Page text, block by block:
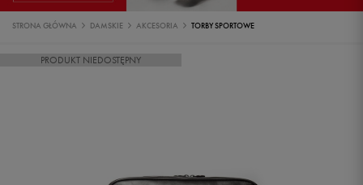
STRONA GŁÓWNA DAMSKIE AKCESORIA TORBY SPORTOWE
PRODUKT NIEDOSTĘPNY